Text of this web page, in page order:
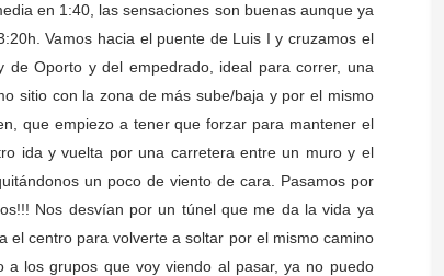
en 1:40, las sensaciones son buenas aunque ya
Vamos hacia el puente de Luis I y cruzamos el
Oporto y del empedrado, ideal para correr, una
sitio con la zona de más sube/baja y por el mismo
que empiezo a tener que forzar para mantener el
ida y vuelta por una carretera entre un muro y el
un poco de viento de cara. Pasamos por
Nos desvían por un túnel que me da la vida ya
el centro para volverte a soltar por el mismo camino
los grupos que voy viendo al pasar, ya no puedo